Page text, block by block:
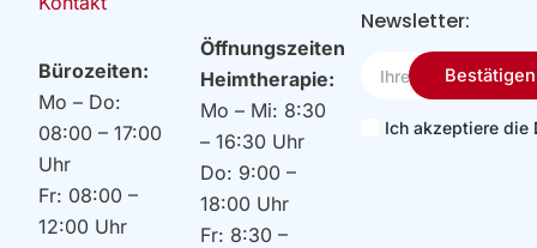
Bürozeiten:
Mo – Do:
08:00 – 17:00
Uhr
Fr: 08:00 –
12:00 Uhr
Öffnungszeiten
Heimtherapie:
Mo – Mi: 8:30
– 16:30 Uhr
Do: 9:00 –
18:00 Uhr
Fr: 8:30 –
Newsletter:
Email
Ich akzeptiere die
Bestätigen